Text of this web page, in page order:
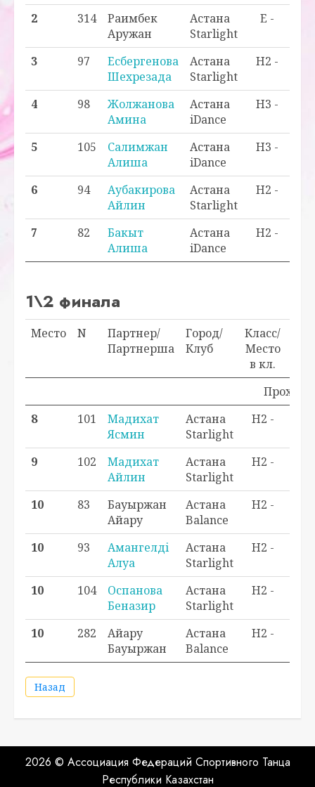
2 314
Раимбек
Аружан
Астана
Starlight
E -
3 97
Есбергенова
Шехрезада
Астана
Starlight
H2 -
4 98
Жолжанова
Амина
Астана
iDance
H3 -
5 105
Салимжан
Алиша
Астана
iDance
H3 -
6 94
Аубакирова
Айлин
Астана
Starlight
H2 -
7 82
Бакыт
Алиша
Астана
iDance
H2 -
1\2 финала
Место N
Партнер/
Партнерша
Город/
Клуб
Класс/
Место
в кл.
8 101
Мадихат
Ясмин
Астана
Starlight
H2 -
9 102
Мадихат
Айлин
Астана
Starlight
H2 -
10 83
Бауыржан
Айару
Астана
Balance
H2 -
10 93
Амангелді
Алуа
Астана
Starlight
H2 -
10 104
Оспанова
Беназир
Астана
Starlight
H2 -
10 282
Айару
Бауыржан
Астана
Balance
H2 -
Назад
2026 © Ассоциация Федераций Спортивного Танца
Республики Казахстан